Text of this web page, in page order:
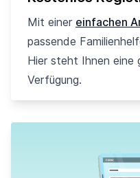
Mit einer einfachen
passende
Hier steht Ihnen eine
Verfügung.